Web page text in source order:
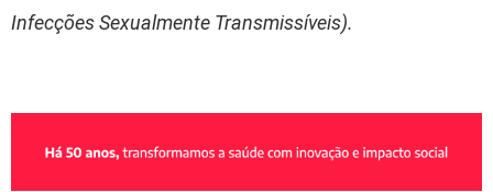
Infecções Sexualmente Transmissíveis).